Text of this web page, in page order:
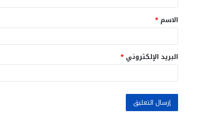
ق
*
الاسم *
البريد الإلكتروني *